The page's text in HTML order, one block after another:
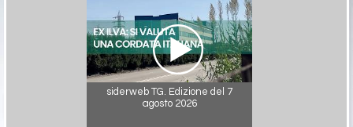
siderweb TG. Edizione del 7
agosto 2026